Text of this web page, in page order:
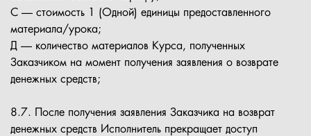
С — стоимость 1 (Одной) единицы предоставленного
материала/урока;
Д — количество материалов Курса, полученных
Заказчиком на момент получения заявления о возврате
денежных средств;
8.7. После получения заявления Заказчика на возврат
денежных средств Исполнитель прекращает доступ